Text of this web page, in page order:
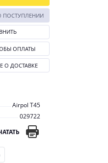
Airpol T45
029722
ОПЛАТЫ
О ДОСТАВКЕ